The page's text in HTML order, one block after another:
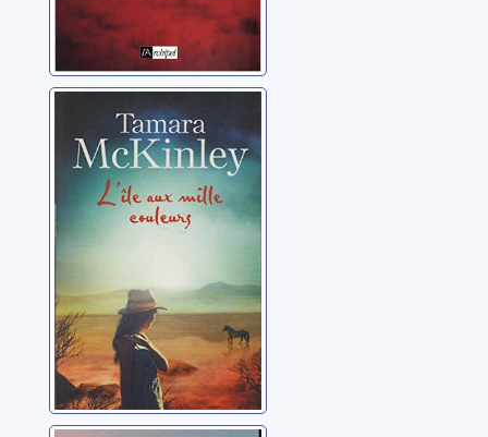
L'île aux mille
couleurs
McKinley, Tamara